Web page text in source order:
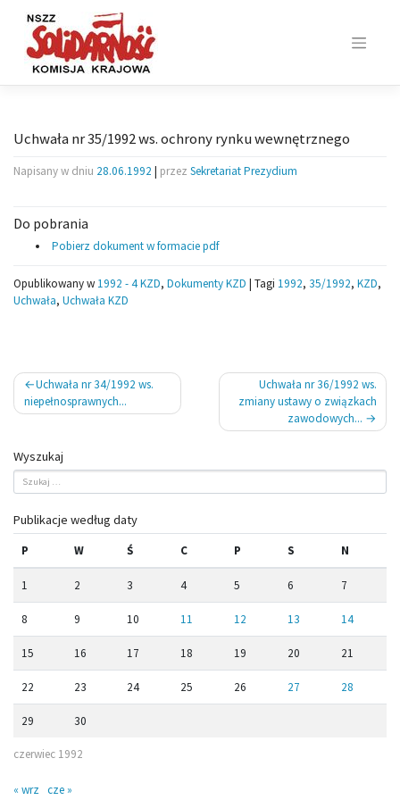
content
Uchwała nr 35/1992 ws. ochrony rynku wewnętrznego
Napisany w dniu 28.06.1992 | przez Sekretariat Prezydium
Do pobrania
Pobierz dokument w formacie pdf
Opublikowany w 1992 - 4 KZD, Dokumenty KZD | Tagi 1992, 35/1992, KZD,
Uchwała, Uchwała KZD
Nawigacja
wpisu
Uchwała nr 34/1992 ws.
niepełnosprawnych...
Uchwała nr 36/1992 ws.
zmiany ustawy o związkach
zawodowych...
Wyszukaj
Publikacje według daty
czerwiec 1992
P W Ś C P S N
1 2 3 4 5 6 7
8 9 10 11 12 13 14
15 16 17 18 19 20 21
22 23 24 25 26 27 28
29 30
« wrz cze »